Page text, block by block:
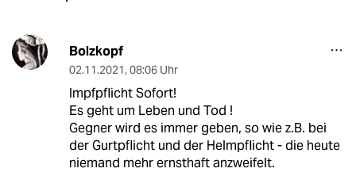
Bolzkopf
02.11.2021, 08:06 Uhr
Impfpflicht Sofort!
Es geht um Leben und Tod !
Gegner wird es immer geben, so wie z.B. bei
der Gurtpflicht und der Helmpflicht - die heute
niemand mehr ernsthaft anzweifelt.